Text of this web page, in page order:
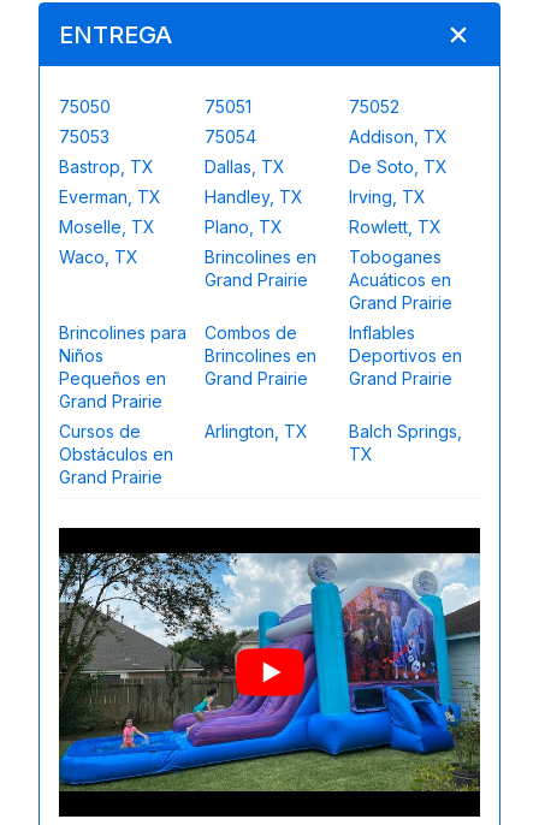
ENTREGA
75050 75051
75052
75053
75054
Addison, TX
Bastrop, TX
Dallas, TX
De Soto, TX
Everman, TX
Handley, TX
Irving, TX
Moselle, TX
Plano, TX
Rowlett, TX
Waco, TX
Brincolines en
Grand Prairie
Toboganes
Acuáticos en
Grand Prairie
Brincolines para
Niños
Pequeños en
Grand Prairie
Combos de
Brincolines en
Grand Prairie
Inflables
Deportivos en
Grand Prairie
Cursos de
Obstáculos en
Grand Prairie
Arlington, TX
Balch Springs,
TX